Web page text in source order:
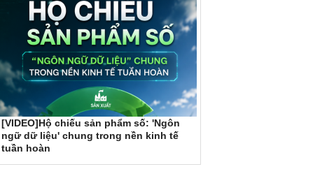
[VIDEO]Hộ chiếu sản phẩm số: 'Ngôn
ngữ dữ liệu' chung trong nền kinh tế
tuần hoàn